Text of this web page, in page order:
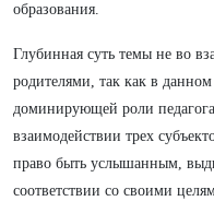
образования.
Глубинная суть темы не во
родителями, так как в данном
доминирующей роли
взаимодействии трех
право быть услышанным,
соответствии со своими